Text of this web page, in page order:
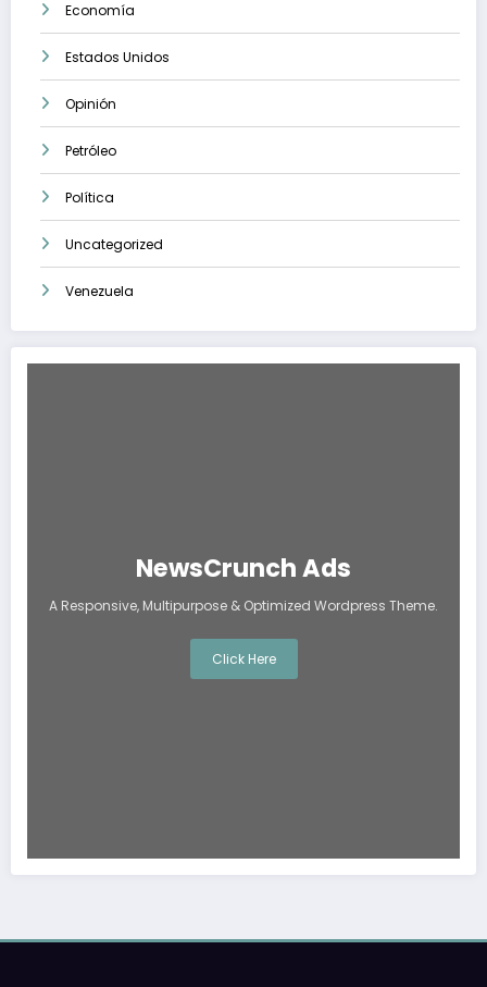
Economía
Estados Unidos
Opinión
Petróleo
Política
Uncategorized
Venezuela
NewsCrunch Ads
A Responsive, Multipurpose & Optimized Wordpress Theme.
Click Here